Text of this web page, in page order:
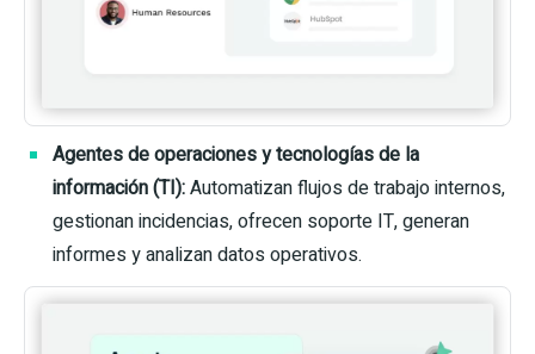
Agentes de operaciones y tecnologías de la
información (TI):Automatizan flujos de trabajo internos,
gestionan incidencias, ofrecen soporte IT, generan
informes y analizan datos operativos.